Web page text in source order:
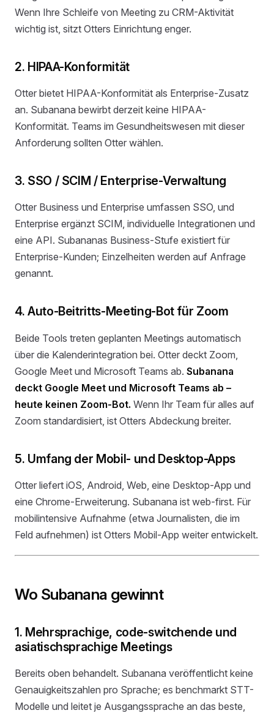
Wenn Ihre Schleife von Meeting zu CRM-Aktivität
wichtig ist, sitzt Otters Einrichtung enger.
2. HIPAA-Konformität
Otter bietet HIPAA-Konformität als Enterprise-Zusatz
an. Subanana bewirbt derzeit keine HIPAA-
Konformität. Teams im Gesundheitswesen mit dieser
Anforderung sollten Otter wählen.
3. SSO / SCIM / Enterprise-Verwaltung
Otter Business und Enterprise umfassen SSO, und
Enterprise ergänzt SCIM, individuelle Integrationen und
eine API. Subananas Business-Stufe existiert für
Enterprise-Kunden; Einzelheiten werden auf Anfrage
genannt.
4. Auto-Beitritts-Meeting-Bot für Zoom
Beide Tools treten geplanten Meetings automatisch
über die Kalenderintegration bei. Otter deckt Zoom,
Google Meet und Microsoft Teams ab. Subanana
deckt Google Meet und Microsoft Teams ab –
heute keinen Zoom-Bot. Wenn Ihr Team für alles auf
Zoom standardisiert, ist Otters Abdeckung breiter.
5. Umfang der Mobil- und Desktop-Apps
Otter liefert iOS, Android, Web, eine Desktop-App und
eine Chrome-Erweiterung. Subanana ist web-first. Für
mobilintensive Aufnahme (etwa Journalisten, die im
Feld aufnehmen) ist Otters Mobil-App weiter entwickelt.
Wo Subanana gewinnt
1. Mehrsprachige, code-switchende und
asiatischsprachige Meetings
Bereits oben behandelt. Subanana veröffentlicht keine
Genauigkeitszahlen pro Sprache; es benchmarkt STT-
Modelle und leitet je Ausgangssprache an das beste,